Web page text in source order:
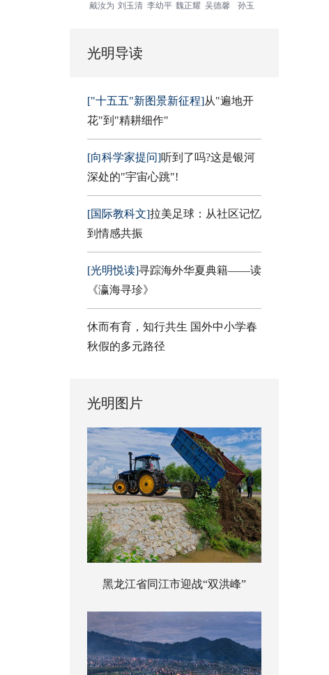
戴汝为 刘玉清 李幼平 魏正耀 吴德馨 孙玉
光明导读
["十五五"新图景新征程]从"遍地开
花"到"精耕细作"
[向科学家提问]听到了吗?这是银河
深处的"宇宙心跳"!
[国际教科文]拉美足球：从社区记忆
到情感共振
[光明悦读]寻踪海外华夏典籍——读
《瀛海寻珍》
休而有育，知行共生 国外中小学春
秋假的多元路径
光明图片
黑龙江省同江市迎战“双洪峰”